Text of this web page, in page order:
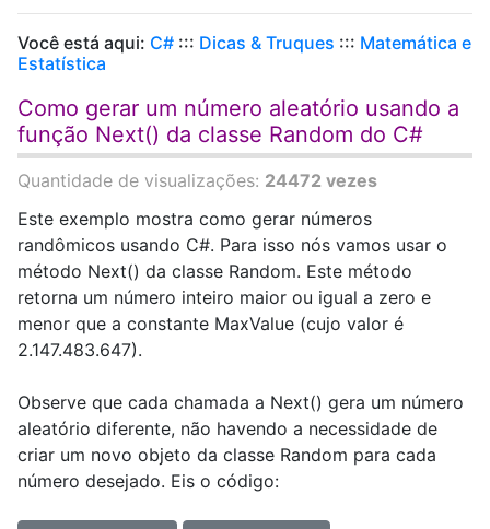
Você está aqui: C# ::: Dicas & Truques ::: Matemática e
Estatística
Como gerar um número aleatório usando a
função Next() da classe Random do C#
Quantidade de visualizações: 24472 vezes
Este exemplo mostra como gerar números
randômicos usando C#. Para isso nós vamos usar o
método Next() da classe Random. Este método
retorna um número inteiro maior ou igual a zero e
menor que a constante MaxValue (cujo valor é
2.147.483.647).
Observe que cada chamada a Next() gera um número
aleatório diferente, não havendo a necessidade de
criar um novo objeto da classe Random para cada
número desejado. Eis o código: